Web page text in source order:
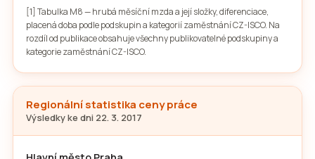
[1] Tabulka M8 — hrubá měsíční mzda a její složky, diferenciace,
placená doba podle podskupin a kategorií zaměstnání CZ-ISCO. Na
rozdíl od publikace obsahuje všechny publikovatelné podskupiny a
kategorie zaměstnání CZ-ISCO.
Regionální statistika ceny práce
Výsledky ke dni 22. 3. 2017